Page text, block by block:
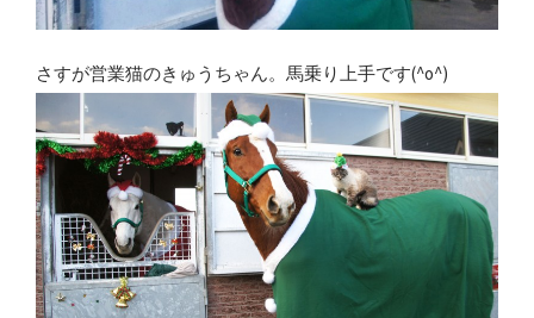
さすが営業猫のきゅうちゃん。馬乗り上手です(^o^)